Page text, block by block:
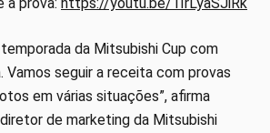
da Mitsubishi Cup com
seguir a receita com provas
em várias situações”, afirma
de marketing da Mitsubishi